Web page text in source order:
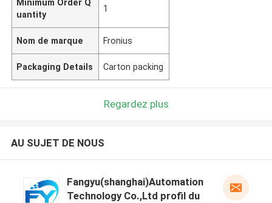
Minimum Order Q
uantity
1
Nom de marque Fronius
Packaging Details Carton packing
Regardez plus
AU SUJET DE NOUS
Fangyu(shanghai)Automation
Technology Co.,Ltd profil du